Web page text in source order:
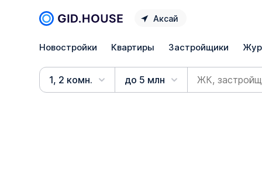
Аксай
Новостройки Квартиры Застройщики
1, 2 комн. до 5 млн